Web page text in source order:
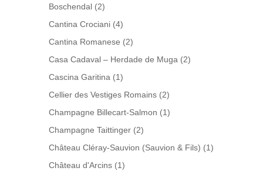
Boschendal (2)
Cantina Crociani (4)
Cantina Romanese (2)
Casa Cadaval – Herdade de Muga (2)
Cascina Garitina (1)
Cellier des Vestiges Romains (2)
Champagne Billecart-Salmon (1)
Champagne Taittinger (2)
Château Cléray-Sauvion (Sauvion & Fils) (1)
Château d'Arcins (1)